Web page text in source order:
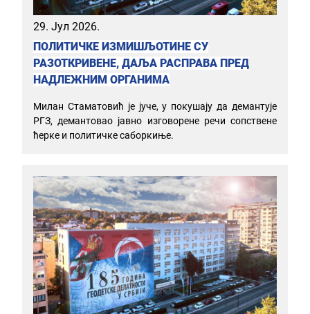
29. Јул 2026.
ПОЛИТИЧКЕ ИЗМИШЉОТИНЕ СУ
РАЗОТКРИВЕНЕ, ДАЉА РАСПРАВА ПРЕД
НАДЛЕЖНИМ ОРГАНИМА
Милан Стаматовић је јуче, у покушају да демантује
РГЗ, демантовао јавно изговорене речи сопствене
ћерке и политичке саборкиње.